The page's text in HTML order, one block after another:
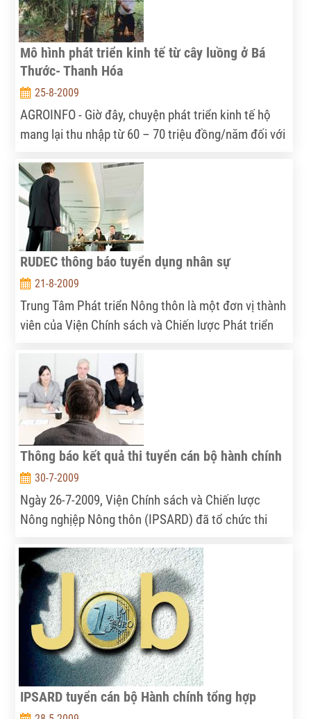
Mô hình phát triển kinh tế từ cây luồng ở Bá
Thước- Thanh Hóa
25-8-2009
AGROINFO - Giờ đây, chuyện phát triển kinh tế hộ
mang lại thu nhập từ 60 – 70 triệu đồng/năm đối với
Nhưng với khu vực miền núi - nơi tiềm năng kinh tế
luôn bị che lấp bởi đồi núi điệp trùng, giao thông
cách trở, cùng bao khó khăn về vốn, kiến thức của
đồng bào dân tộc thiểu số thì mức thu nhập này lại
là cả một nỗ lực lớn.
RUDEC thông báo tuyển dụng nhân sự
21-8-2009
Trung Tâm Phát triển Nông thôn là một đơn vị thành
viên của Viện Chính sách và Chiến lược Phát triển
dụng một số vị trí nhân sự...
Thông báo kết quả thi tuyển cán bộ hành chính
30-7-2009
Ngày 26-7-2009, Viện Chính sách và Chiến lược
Nông nghịệp Nông thôn (IPSARD) đã tổ chức thi
quả của cuộc thi này.
IPSARD tuyển cán bộ Hành chính tổng hợp